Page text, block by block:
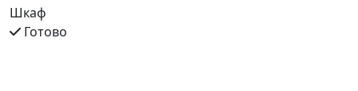
Шкаф
Готово